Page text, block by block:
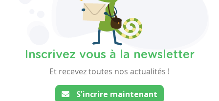
Inscrivez vous à la newsletter
Et recevez toutes nos actualités !
S'incrire maintenant